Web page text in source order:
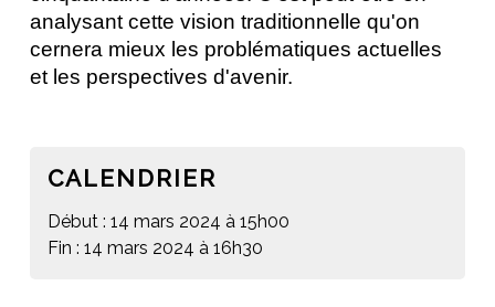
analysant cette vision traditionnelle qu'on
cernera mieux les problématiques actuelles
et les perspectives d'avenir.
CALENDRIER
Début : 14 mars 2024 à 15h00
Fin : 14 mars 2024 à 16h30